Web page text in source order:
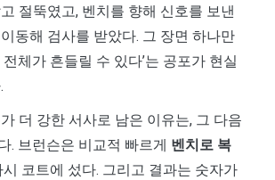
절뚝였고, 벤치를 향해 신호를 보낸
동해 검사를 받았다. 그 장면 하나만
전체가 흔들릴 수 있다’는 공포가 현실
더 강한 서사로 남은 이유는, 그 다음
. 브런슨은 비교적 빠르게 벤치로 복
시 코트에 섰다. 그리고 결과는 숫자가